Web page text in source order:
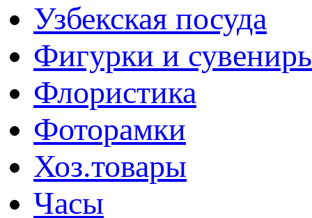
Узбекская посуда
Фигурки и
Флористика
Фоторамки
Хоз.товары
Часы